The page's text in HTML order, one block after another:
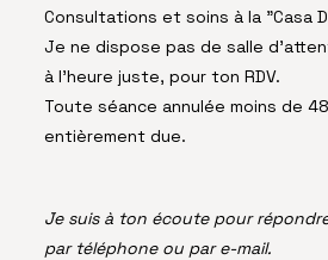
Consultations et soins à la "Casa
Je ne dispose pas de salle
à l'heure juste, pour ton RDV.
Toute séance annulée moins de
entièrement due.
Je suis à ton écoute pour
par téléphone ou par e-mail.